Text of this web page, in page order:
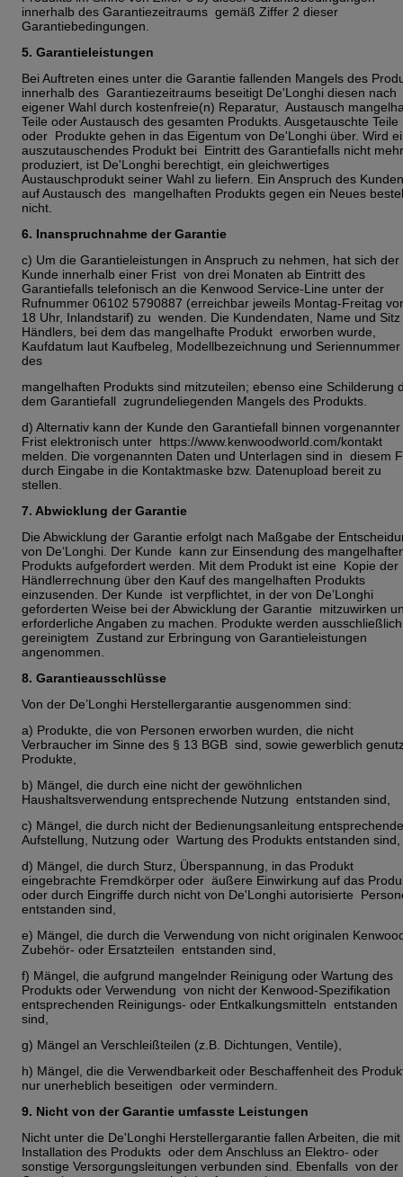
innerhalb des Garantiezeitraums gemäß Ziffer 2 dieser
Garantiebedingungen.
5. Garantieleistungen
Bei Auftreten eines unter die Garantie fallenden Mangels des
innerhalb des Garantiezeitraums beseitigt De'Longhi diesen nach
eigener Wahl durch kostenfreie(n) Reparatur, Austausch
Teile oder Austausch des gesamten Produkts. Ausgetauschte Teile
oder Produkte gehen in das Eigentum von De'Longhi über. Wird
auszutauschendes Produkt bei Eintritt des Garantiefalls nicht mehr
produziert, ist De'Longhi berechtigt, ein gleichwertiges
Austauschprodukt seiner Wahl zu liefern. Ein Anspruch des Kunden
auf Austausch des mangelhaften Produkts gegen ein Neues
nicht.
6. Inanspruchnahme der Garantie
c) Um die Garantieleistungen in Anspruch zu nehmen, hat sich der
Kunde innerhalb einer Frist von drei Monaten ab Eintritt des
Garantiefalls telefonisch an die Kenwood Service-Line unter der
Rufnummer 06102 5790887 (erreichbar jeweils Montag-Freitag
18 Uhr, Inlandstarif) zu wenden. Die Kundendaten, Name und Sitz
Händlers, bei dem das mangelhafte Produkt erworben wurde,
Kaufdatum laut Kaufbeleg, Modellbezeichnung und Seriennummer
des
mangelhaften Produkts sind mitzuteilen; ebenso eine Schilderung
dem Garantiefall zugrundeliegenden Mangels des Produkts.
d) Alternativ kann der Kunde den Garantiefall binnen vorgenannter
Frist elektronisch unter https://www.kenwoodworld.com/kontakt
melden. Die vorgenannten Daten und Unterlagen sind in diesem
durch Eingabe in die Kontaktmaske bzw. Datenupload bereit zu
stellen.
7. Abwicklung der Garantie
Die Abwicklung der Garantie erfolgt nach Maßgabe der
von De‘Longhi. Der Kunde kann zur Einsendung des
Produkts aufgefordert werden. Mit dem Produkt ist eine Kopie der
Händlerrechnung über den Kauf des mangelhaften Produkts
einzusenden. Der Kunde ist verpflichtet, in der von De’Longhi
geforderten Weise bei der Abwicklung der Garantie mitzuwirken
erforderliche Angaben zu machen. Produkte werden
gereinigtem Zustand zur Erbringung von Garantieleistungen
angenommen.
8. Garantieausschlüsse
Von der De’Longhi Herstellergarantie ausgenommen sind:
a) Produkte, die von Personen erworben wurden, die nicht
Verbraucher im Sinne des § 13 BGB sind, sowie gewerblich
Produkte,
b) Mängel, die durch eine nicht der gewöhnlichen
Haushaltsverwendung entsprechende Nutzung entstanden sind,
c) Mängel, die durch nicht der Bedienungsanleitung entsprechende
Aufstellung, Nutzung oder Wartung des Produkts entstanden sind,
d) Mängel, die durch Sturz, Überspannung, in das Produkt
eingebrachte Fremdkörper oder äußere Einwirkung auf das
oder durch Eingriffe durch nicht von De'Longhi autorisierte
entstanden sind,
e) Mängel, die durch die Verwendung von nicht originalen
Zubehör- oder Ersatzteilen entstanden sind,
f) Mängel, die aufgrund mangelnder Reinigung oder Wartung des
Produkts oder Verwendung von nicht der Kenwood-Spezifikation
entsprechenden Reinigungs- oder Entkalkungsmitteln entstanden
sind,
g) Mängel an Verschleißteilen (z.B. Dichtungen, Ventile),
h) Mängel, die die Verwendbarkeit oder Beschaffenheit des
nur unerheblich beseitigen oder vermindern.
9. Nicht von der Garantie umfasste Leistungen
Nicht unter die De'Longhi Herstellergarantie fallen Arbeiten, die
Installation des Produkts oder dem Anschluss an Elektro- oder
sonstige Versorgungsleitungen verbunden sind. Ebenfalls von der